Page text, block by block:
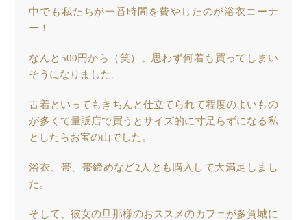
中でも私たちが一番時間を費やしたのが浴衣コーナ
ー！
なんと500円から（笑）。思わず何着も買ってしまい
そうになりました。
古着といってもきちんと仕立てられて程度のよいもの
が多くて量販店で買うとサイズ的に寸足らずになる私
としたらお宝の山でした。
浴衣、帯、帯締めなど2人とも購入して大満足しまし
た。
そして、彼女の旦那様のおススメのカフェが多賀城に